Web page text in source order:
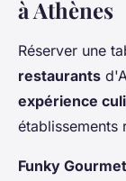
à Athènes
Réserver une
restaurants
expérience
établissements
Funky Gourmet